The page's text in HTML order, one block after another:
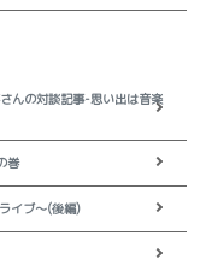
んの対談記事-思い出は音楽
巻
イブ～(後編)